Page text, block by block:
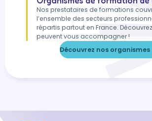
Nos prestataires de formations
l’ensemble des secteurs
répartis partout en France.
peuvent vous accompagner !
Découvrez nos organismes